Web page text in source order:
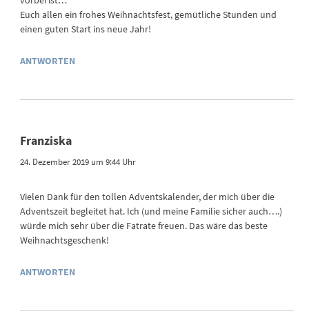
Euch allen ein frohes Weihnachtsfest, gemütliche Stunden und
einen guten Start ins neue Jahr!
ANTWORTEN
Franziska
24. Dezember 2019 um 9:44 Uhr
Vielen Dank für den tollen Adventskalender, der mich über die
Adventszeit begleitet hat. Ich (und meine Familie sicher auch….)
würde mich sehr über die Fatrate freuen. Das wäre das beste
Weihnachtsgeschenk!
ANTWORTEN